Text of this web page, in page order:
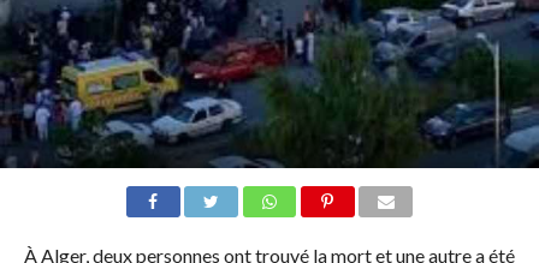
À Alger, deux personnes ont trouvé la mort et une autre a été